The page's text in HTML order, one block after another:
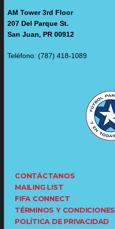
AM Tower 3rd Floor
207 Del Parque St.
San Juan, PR 00912
Teléfono: (787) 418-1089
CONTÁCTANOS
MAILING LIST
FIFA CONNECT
TÉRMINOS Y CONDICIONES
POLÍTICA DE PRIVACIDAD